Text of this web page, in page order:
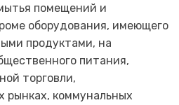
помещений и
оборудования, имеющего
продуктами, на
питания,
торговли,
рынках, коммунальных